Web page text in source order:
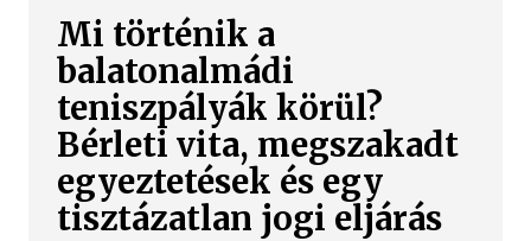
Mi történik a
balatonalmádi
teniszpályák körül?
Bérleti vita, megszakadt
egyeztetések és egy
tisztázatlan jogi eljárás